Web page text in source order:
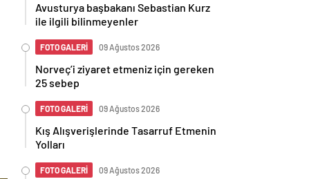
Avusturya başbakanı Sebastian Kurz
ile ilgili bilinmeyenler
FOTO GALERİ 09 Ağustos 2026
Norveç’i ziyaret etmeniz için gereken
25 sebep
FOTO GALERİ 09 Ağustos 2026
Kış Alışverişlerinde Tasarruf Etmenin
Yolları
FOTO GALERİ 09 Ağustos 2026